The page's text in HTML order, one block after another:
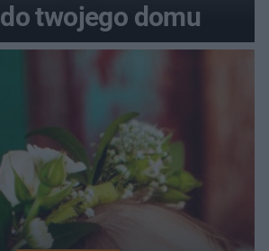
twojego domu